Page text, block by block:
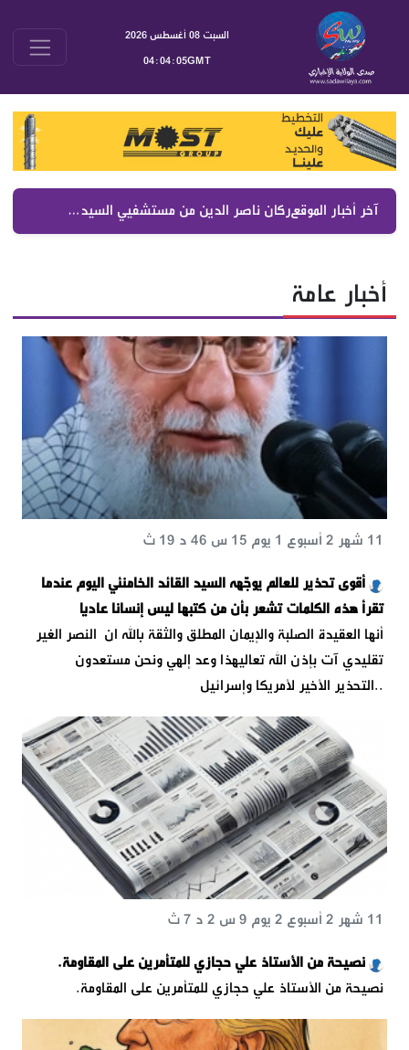
السبت 08 أغسطس 2026
04:04:06GMT
آخر أخبار الموقع : ركان ناصر الدين من مستشفيي السيدة والصليب رفع التغطيات الصحية والمزيد في موازنة 2027
أخبار عامة
أقوى تحذير للعالم يوجّهه السيد القائد الخامنئي اليوم عندما
تقرأ هذه الكلمات تشعر بأن من كتبها ليس إنسانا عاديا
11 شهر 2 أسبوع 1 يوم 15 س 46 د 19 ث
أنها العقيدة الصلبة والإيمان المطلق والثقة بالله ان النصر الغير
تقليدي آت بإذن الله تعالىهذا وعد إلهي ونحن مستعدون
..التحذير الأخير لأمريكا وإسرائيل
نصيحة من الأستاذ علي حجازي للمتأمرين على المقاومة.
11 شهر 2 أسبوع 2 يوم 9 س 2 د 7 ث
نصيحة من الأستاذ علي حجازي للمتأمرين على المقاومة.